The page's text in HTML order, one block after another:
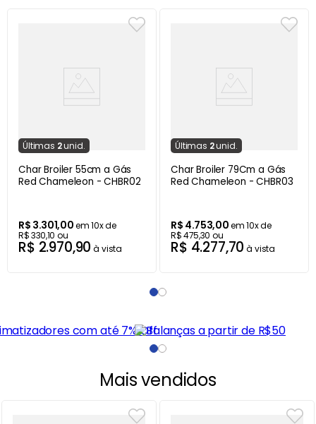
Últimas 2unid.
Char Broiler 55cm a Gás
Red Chameleon - CHBR02
R$ 3.301,00em10x de
R$330,10 ou
R$ 2.970,90 à vista
Últimas 2unid.
Char Broiler 79Cm a Gás
Red Chameleon - CHBR03
R$ 4.753,00em10x de
R$475,30 ou
R$ 4.277,70 à vista
Mais vendidos